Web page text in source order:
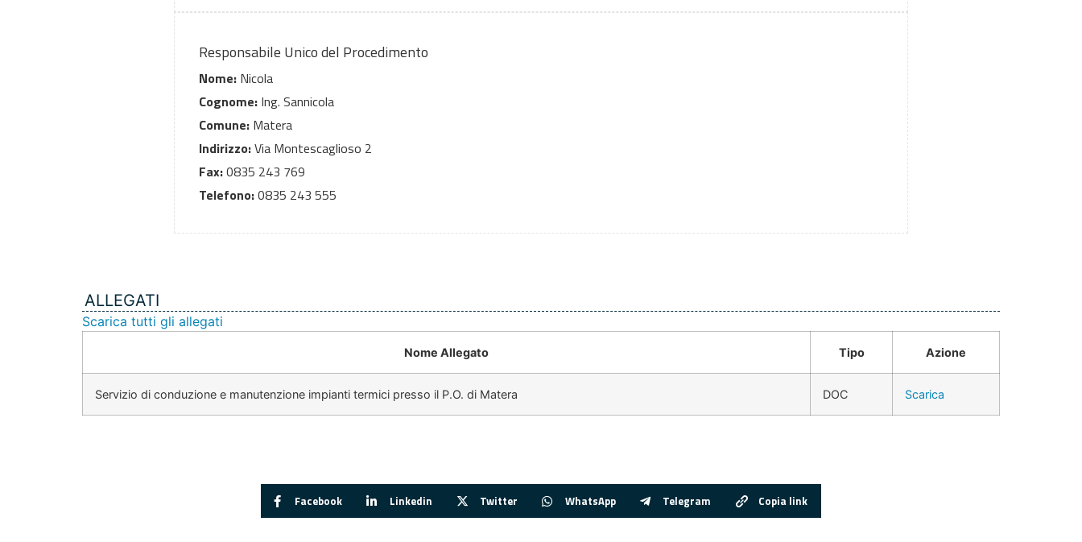
Responsabile Unico del Procedimento
Nome: Nicola
Cognome: Ing. Sannicola
Comune: Matera
Indirizzo:Via Montescaglioso 2
Fax:0835 243 769
Telefono:0835 243 555
ALLEGATI
Scarica tutti gli allegati
Nome Allegato Tipo Azione
Servizio di conduzione e manutenzione impianti termici presso il P.O. di Matera DOC Scarica
Facebook Linkedin Twitter WhatsApp Telegram Copia link